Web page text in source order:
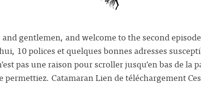
gentlemen, and welcome to the second
10 polices et quelques bonnes adresses
pas une raison pour scroller jusqu’en bas de la
permettiez. Catamaran Lien de téléchargement